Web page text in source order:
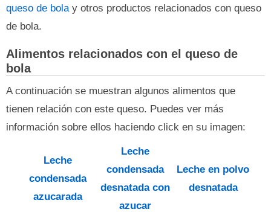
queso de bolay otros productos relacionados con queso
de bola.
Alimentos relacionados con el queso de
bola
A continuación se muestran algunos alimentos que
tienen relación con este queso. Puedes ver más
información sobre ellos haciendo click en su imagen:
Leche
condensada
azucarada
Leche
condensada
desnatada con
azucar
Leche en polvo
desnatada